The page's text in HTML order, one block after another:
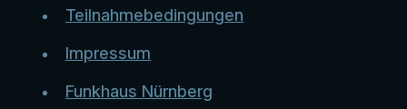
Teilnahmebedingungen
Impressum
Funkhaus Nürnberg